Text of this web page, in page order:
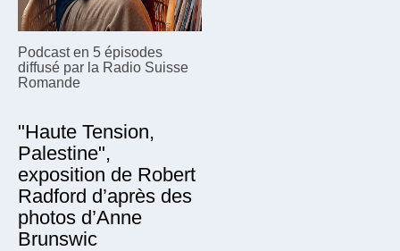
Podcast en 5 épisodes
diffusé par la Radio Suisse
Romande
"Haute Tension,
Palestine",
exposition de Robert
Radford d’après des
photos d’Anne
Brunswic